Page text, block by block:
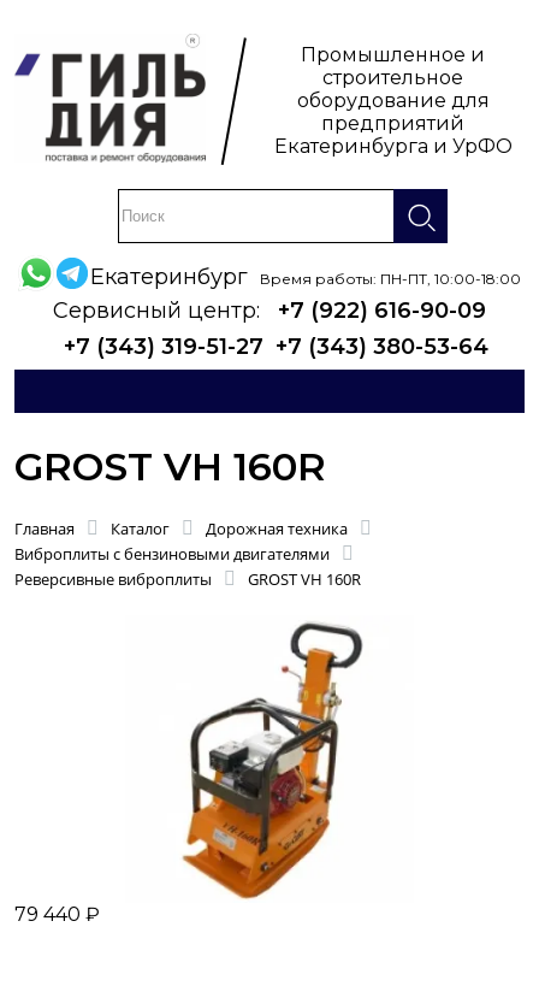
Промышленное и
строительное
оборудование для
предприятий
Екатеринбурга и УрФО
Екатеринбург Время работы: ПН-ПТ, 10:00-18:00
Сервисный центр:
+7 (922) 616-90-09
+7 (343) 319-51-27 +7 (343) 380-53-64
GROST VH 160R
Главная Каталог
Дорожная техника
Виброплиты с бензиновыми двигателями
Реверсивные виброплиты
GROST VH 160R
79 440 ₽